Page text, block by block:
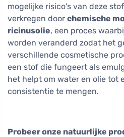
mogelijke risico's van deze
verkregen door chemische
ricinusolie, een proces
worden veranderd zodat het
verschillende cosmetische
een stof die fungeert als
het helpt om water en olie tot
consistentie te mengen.
Probeer onze natuurlijke